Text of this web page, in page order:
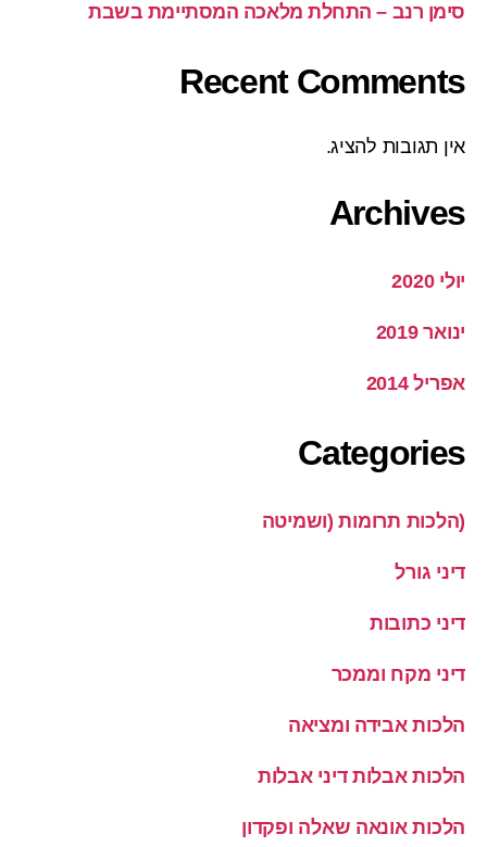
סימן רנב – התחלת מלאכה המסתיימת בשבת
Recent Comments
אין תגובות להציג.
Archives
יולי 2020
ינואר 2019
אפריל 2014
Categories
(הלכות תרומות (ושמיטה
דיני גורל
דיני כתובות
דיני מקח וממכר
הלכות אבידה ומציאה
הלכות אבלות דיני אבלות
הלכות אונאה שאלה ופקדון